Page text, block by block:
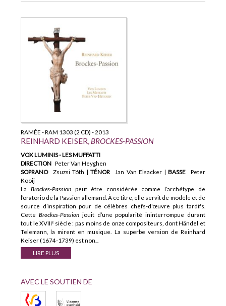
RAMÉE - RAM 1303 (2 CD) - 2013
REINHARD KEISER, BROCKES-PASSION
VOX LUMINIS - LES MUFFATTI
DIRECTION Peter Van Heyghen
SOPRANO
Zsuzsi Tóth |TÉNOR Jan Van Elsacker |BASSE
Peter
Kooij
La Brockes-Passion peut être considérée comme l’archétype de
l’oratorio de la Passion allemand. À ce titre, elle servit de modèle et de
source d’inspiration pour de célèbres chefs-d'œuvre plus tardifs.
Cette Brockes-Passion jouit d’une popularité ininterrompue durant
tout le XVIIIe siècle : pas moins de onze compositeurs, dont Händel et
Telemann, la mirent en musique. La superbe version de Reinhard
Keiser (1674-1739) est non...
LIRE PLUS
AVEC LE SOUTIEN DE